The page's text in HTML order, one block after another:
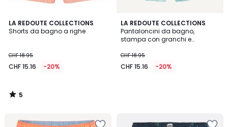
LA REDOUTE COLLECTIONS
Shorts da bagno a righe
CHF 18.95
CHF 15.16 -20%
5
/
5
/
LA REDOUTE COLLECTIONS
Pantaloncini da bagno,
stampa con granchi e
CHF 18.95
CHF 15.16 -20%